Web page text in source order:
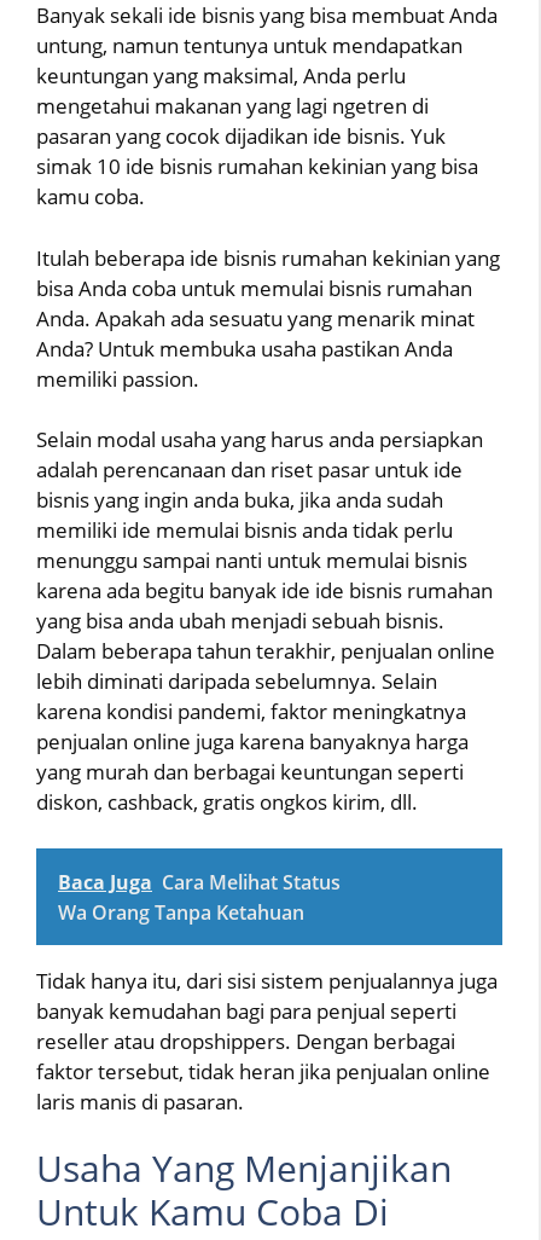
Banyak sekali ide bisnis yang bisa membuat Anda
untung, namun tentunya untuk mendapatkan
keuntungan yang maksimal, Anda perlu
mengetahui makanan yang lagi ngetren di
pasaran yang cocok dijadikan ide bisnis. Yuk
simak 10 ide bisnis rumahan kekinian yang bisa
kamu coba.
Itulah beberapa ide bisnis rumahan kekinian yang
bisa Anda coba untuk memulai bisnis rumahan
Anda. Apakah ada sesuatu yang menarik minat
Anda? Untuk membuka usaha pastikan Anda
memiliki passion.
Selain modal usaha yang harus anda persiapkan
adalah perencanaan dan riset pasar untuk ide
bisnis yang ingin anda buka, jika anda sudah
memiliki ide memulai bisnis anda tidak perlu
menunggu sampai nanti untuk memulai bisnis
karena ada begitu banyak ide ide bisnis rumahan
yang bisa anda ubah menjadi sebuah bisnis.
Dalam beberapa tahun terakhir, penjualan online
lebih diminati daripada sebelumnya. Selain
karena kondisi pandemi, faktor meningkatnya
penjualan online juga karena banyaknya harga
yang murah dan berbagai keuntungan seperti
diskon, cashback, gratis ongkos kirim, dll.
Baca Juga Cara Melihat Status
Wa Orang Tanpa Ketahuan
Tidak hanya itu, dari sisi sistem penjualannya juga
banyak kemudahan bagi para penjual seperti
reseller atau dropshippers. Dengan berbagai
faktor tersebut, tidak heran jika penjualan online
laris manis di pasaran.
Usaha Yang Menjanjikan
Untuk Kamu Coba Di